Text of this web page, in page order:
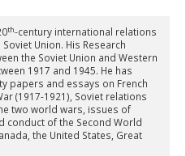
th-century international relations
Union. His Research
the Soviet Union and Western
1917 and 1945. He has
papers and essays on French
(1917-1921), Soviet relations
two world wars, issues of
conduct of the Second World
the United States, Great